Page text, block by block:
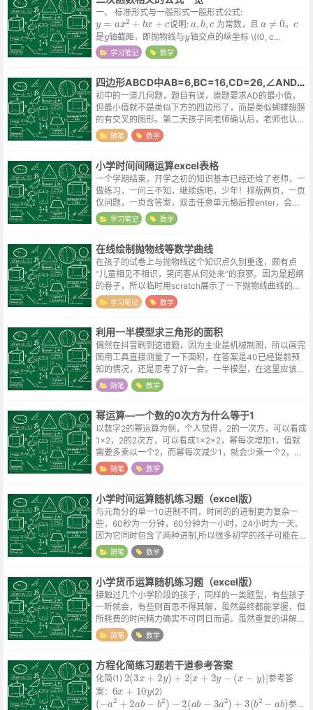
一、 标准形式与一般形式一般形式公式:
= x2+bx+c 说明: ,b,c为常数，且 0 。
是 y轴截距，即抛物线与y轴交点的纵坐标 \((0, c...
学习笔记 数学
四边形ABCD中AB=6,BC=16,CD=26,∠AND=120度,求AD的最大值
初中的一道几何题，题目有误，原题要求AD的最小值，
但最小值就不是类似下方的四边形了，而是类似蝴蝶翅膀
的有交叉的图形。第二天孩子同老师确认后，老师也认为
应该是求AD的最大值。其实说求最大值也不准确，将三
角形ABN与CDN分别镜像后，可以...
随笔 数学
小学时间间隔运算excel表格
一个学期结束，开学之初的知识基本已经还给了老师，一
做练习，一问三不知，继续练吧，少年！排版两页，一页
仅问题，一页含答案，双击任意单元格后按enter，会重
新刷新题目。小学时间间隔运算
学习笔记 数学
在线绘制抛物线等数学曲线
在孩子的试卷上与抛物线这个知识点久别重逢，颇有点
“儿童相见不相识，笑问客从何处来”的寂寥。因为是超纲
的卷子，所以临时用scratch展示了一下抛物线曲线的生
成，但效果不是特别理想。第二天（也就是现在）在网上
尝试搜索了一下在线绘制的工具...
学习笔记 数学
利用一半模型求三角形的面积
偶然在抖音刷到这道题，因为主业是机械制图，所以画完
图用工具直接测量了一下面积，在答案是40已经提前预
知的情况，还是思考了好一会。一半模型，在这里应该是
指长方形连接对角形成的三角形，其面积为长方形面积的
一半，做了两条辅助线之后，答案就呼...
随笔 数学
幂运算—一个数的0次方为什么等于1
以数字2的幂运算为例，个人觉得，2的一次方，可以看成
1x2，2的2次方，可以看成1x2x2，幂每次增加1，值就
需要多乘以一个2，而幂每次减少1，就会少乘一个2，而
从2次方到1次方的值，是从1x2x2变成了1x2，也可以理
解成除以2。到...
随笔 数学
小学时间运算随机练习题（excel版）
与元角分的单一10进制不同，时间的的进制更为复杂一
些，60秒为一分钟，60分钟为一小时，24小时为一天。
因为它同时包含了两种进制,所以很多初学的孩子可能在
时间的计算上会摸不着头脑,简单制做了一份excel练习表
格,点击任意单元格并按回...
随笔 数学
小学货币运算随机练习题（excel版）
接触过几个小学阶段的孩子，同样的一类题型，有些孩子
一听就会，有些则百思不得其解，虽然最终都能掌握，但
所耗费的时间精力确实不可同日而语。虽然重复的讲解让
人烦躁，但仔细想想，成人世界的唯金钱论也好，儿童时
代的唯分数论也好，都是把所有人往一...
随笔 数学
方程化简练习题若干道参考答案
化简(1) 2(3x+2y)+ 2 [x+2y−(x−y
参考答
案： 6x +10y (2)
(−a 2+ 2a b−b2)− (a b − 2 + ( b2−a
参考